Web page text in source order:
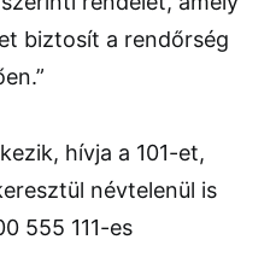
biztosít a rendőrség
hívja a 101-et,
névtelenül is
555 111-es